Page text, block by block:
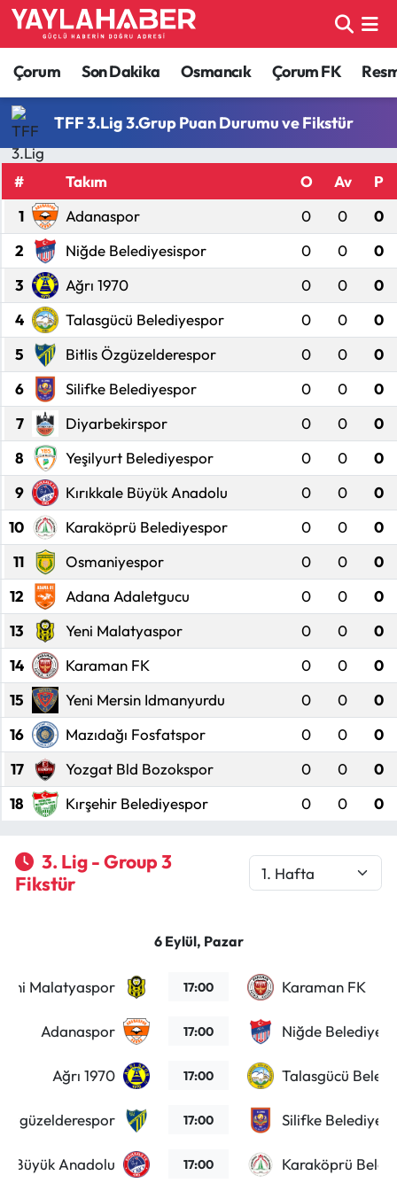
Çorum Son Dakika Osmancık Çorum FK
TFF 3.Lig 3.Grup Puan Durumu ve Fikstür
# Takım O Av
P
1
Adanaspor 0 0
0
2
Niğde Belediyesispor 0 0
0
3
Ağrı 1970 0 0
0
4
Talasgücü Belediyespor 0 0
0
5
Bitlis Özgüzelderespor 0 0
0
6
Silifke Belediyespor 0 0
0
7
Diyarbekirspor 0 0
0
8
Yeşilyurt Belediyespor 0 0
0
9
Kırıkkale Büyük Anadolu 0 0
0
10
Karaköprü Belediyespor 0 0
0
11
Osmaniyespor 0 0
0
12
Adana Adaletgucu 0 0
0
13
Yeni Malatyaspor 0 0
0
14
Karaman FK 0 0
0
15
Yeni Mersin Idmanyurdu 0 0
0
16
Mazıdağı Fosfatspor 0 0
0
17
Yozgat Bld Bozokspor 0 0
0
18
Kırşehir Belediyespor 0 0 0
3. Lig - Group 3
Fikstür
6 Eylül, Pazar
Malatyaspor 17:00 Karaman FK
Adanaspor 17:00 Niğde
Ağrı 1970 17:00 Talasgücü
17:00 Silifke
Büyük Anadolu 17:00 Karaköprü
Alaca Haberleri
Bilim ve Teknoloji
Boğazkale Haberleri
Çorum Haberleri
Çorum Son Dakika Haberleri
Dodurga Haberleri
Eğitim
Ekonomi
Güncel
İskilip Haberleri
Kargı Haberleri
Kimdir?
Kültür Sanat
Laçin Haberleri
Magazin
Oğuzlar Haberleri
Osmancık Haberleri
Resmi Reklam
Çorum Nöbetçi Eczaneler
Çorum Trafik Yoğunluk Haritası
TFF 1.Lig Puan Durumu ve Fikstür
Tüm Manşetler
Son Dakika Haberleri
Haber Arşivi